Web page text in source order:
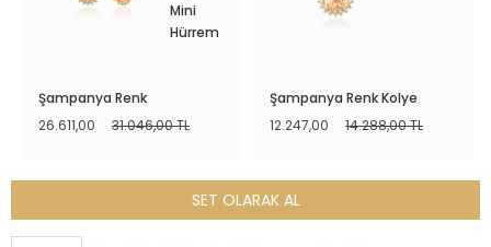
Mini
Hürrem
Şampanya Renk
26.611,00
31.046,00 TL
Şampanya Renk Kolye
12.247,00
14.288,00 TL
SET OLARAK AL